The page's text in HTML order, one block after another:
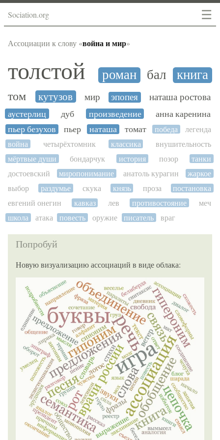
☰
Sociation.org
Ассоциации к слову «война и мир»
толстой роман бал книга
том кутузов мир эпопея наташа ростова
аустерлиц дуб произведение
анна каренина
пьер безухов
пьер наташа томат победа
легенда
война
четырёхтомник классика
внушительность
мёртвые души
бондарчук история позор
танки
достоевский
миропонимание анатоль курагин
жаркое
выбор
раздумье скука князь проза
постановка
евгений онегин
кавказ лев противостояние
меч
школа
атака повесть оружие писатель враг
Попробуй
Новую визуализацию ассоциаций в виде облака: